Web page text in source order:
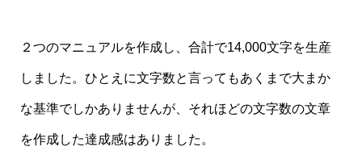
２つのマニュアルを作成し、合計で14,000文字を生産
しました。ひとえに文字数と言ってもあくまで大まか
な基準でしかありませんが、それほどの文字数の文章
を作成した達成感はありました。